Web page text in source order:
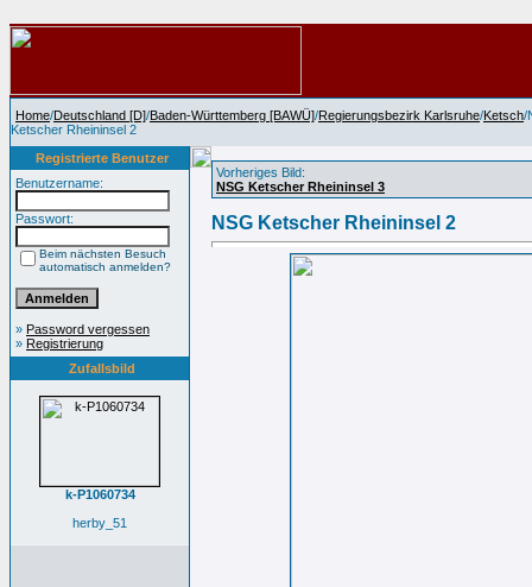
Home/Deutschland [D]/Baden-Württemberg [BAWÜ]/Regierungsbezirk Karlsruhe/Ketsch/
Ketscher Rheininsel 2
Registrierte Benutzer
Benutzername:
Passwort:
Beim nächsten Besuch
automatisch anmelden?
» Password vergessen
» Registrierung
Zufallsbild
k-P1060734
herby_51
Vorheriges Bild:
NSG Ketscher Rheininsel 3
NSG Ketscher Rheininsel 2